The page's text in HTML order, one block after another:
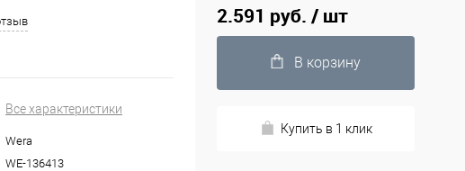
Все характеристики
Wera
WE-136413
2.591 руб. / шт
В корзину
Купить в 1 клик